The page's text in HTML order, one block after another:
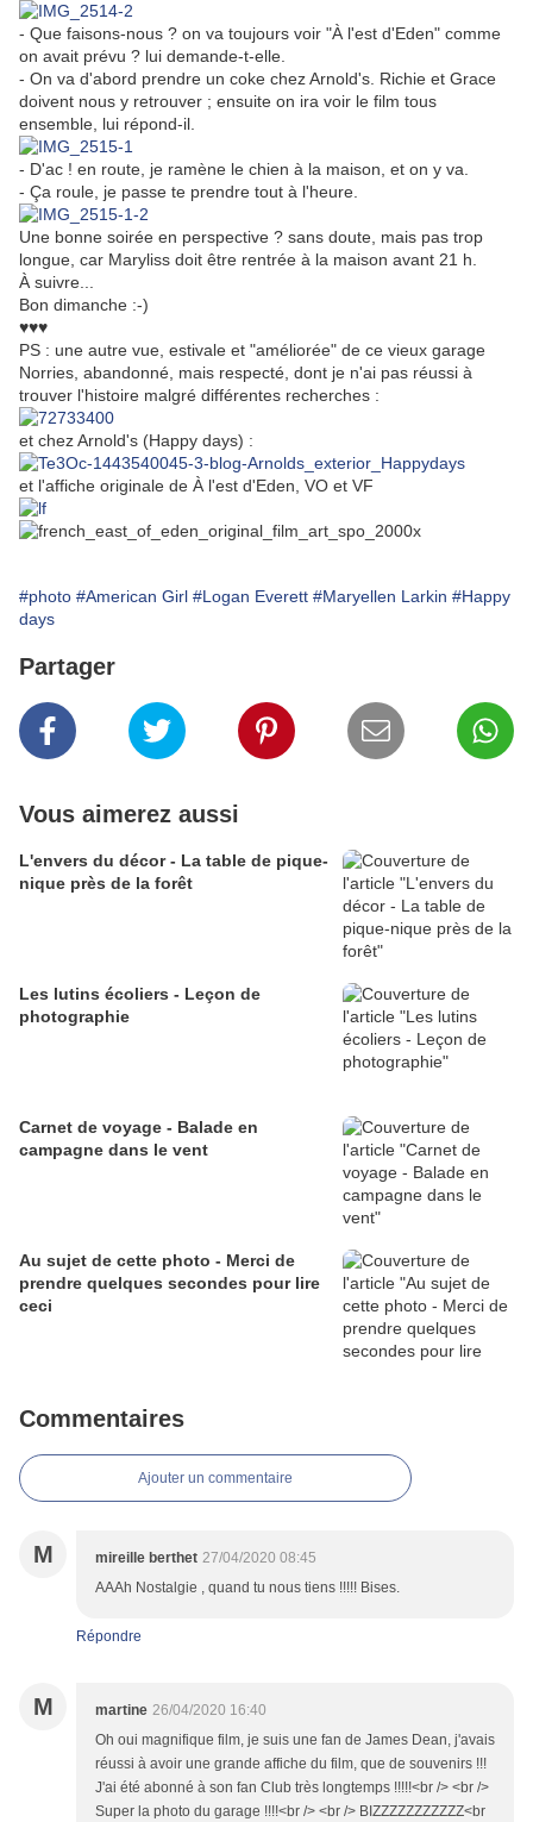
- Que faisons-nous ? on va toujours voir "À l'est d'Eden" comme
on avait prévu ? lui demande-t-elle.
- On va d'abord prendre un coke chez Arnold's. Richie et Grace
doivent nous y retrouver ; ensuite on ira voir le film tous
ensemble, lui répond-il.
- D'ac ! en route, je ramène le chien à la maison, et on y va.
- Ça roule, je passe te prendre tout à l'heure.
Une bonne soirée en perspective ? sans doute, mais pas trop
longue, car Maryliss doit être rentrée à la maison avant 21 h.
À suivre...
Bon dimanche :-)
♥♥♥
PS : une autre vue, estivale et "améliorée" de ce vieux garage
Norries, abandonné, mais respecté, dont je n'ai pas réussi à
trouver l'histoire malgré différentes recherches :
et chez Arnold's (Happy days) :
et l'affiche originale de À l'est d'Eden, VO et VF
#photo #American Girl #Logan Everett #Maryellen Larkin #Happy
days
Partager
Vous aimerez aussi
L'envers du décor - La table de pique-
nique près de la forêt
Les lutins écoliers - Leçon de
photographie
Carnet de voyage - Balade en
campagne dans le vent
Au sujet de cette photo - Merci de
prendre quelques secondes pour lire
ceci
Commentaires
Ajouter un commentaire
M mireille berthet 27/04/2020 08:45
AAAh Nostalgie , quand tu nous tiens !!!!! Bises.
Répondre
M martine 26/04/2020 16:40
Oh oui magnifique film, je suis une fan de James Dean, j'avais
réussi à avoir une grande affiche du film, que de souvenirs !!!
J'ai été abonné à son fan Club très longtemps !!!!!<br /> <br />
Super la photo du garage !!!!<br /> <br /> BIZZZZZZZZZZZ<br